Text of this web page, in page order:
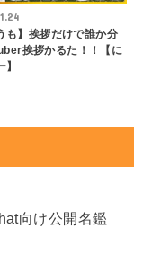
も】挨拶だけで誰か分
挨拶かるた！！【に
向け公開名鑑